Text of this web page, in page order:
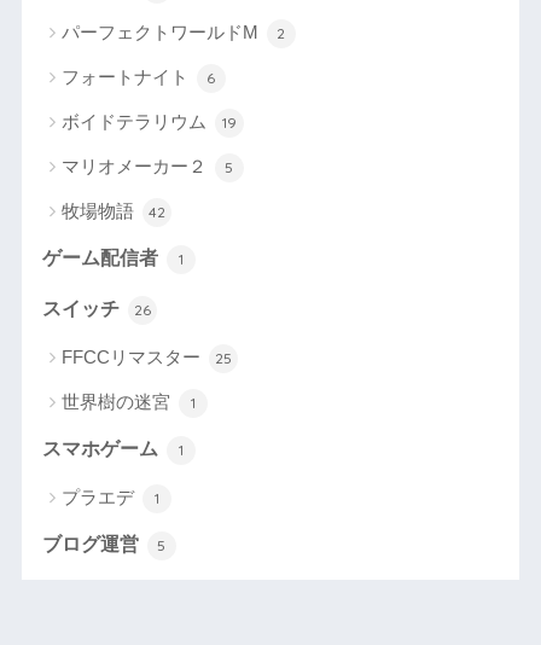
パーフェクトワールドM 2
フォートナイト 6
ボイドテラリウム 19
マリオメーカー２ 5
牧場物語 42
ゲーム配信者 1
スイッチ 26
FFCCリマスター 25
世界樹の迷宮 1
スマホゲーム 1
プラエデ 1
ブログ運営 5